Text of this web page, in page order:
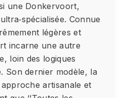
une Donkervoort,
Connue
légères et
incarne une autre
loin des logiques
Son dernier modèle, la
artisanale et